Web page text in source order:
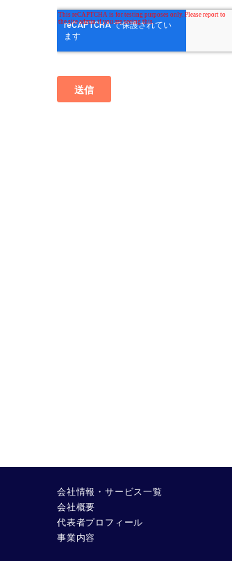
会社情報・サービス一覧
会社概要
代表者プロフィール
事業内容